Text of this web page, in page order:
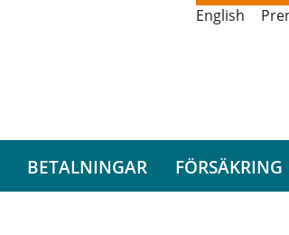
English
BETALNINGAR FÖRSÄKRING